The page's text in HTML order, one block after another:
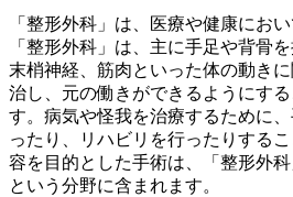
「整形外科」は、医療や健康にお
「整形外科」は、主に手足や背骨
末梢神経、筋肉といった体の動き
治し、元の働きができるようにす
す。病気や怪我を治療するために
ったり、リハビリを行ったりする
容を目的とした手術は、「整形外科
という分野に含まれます。